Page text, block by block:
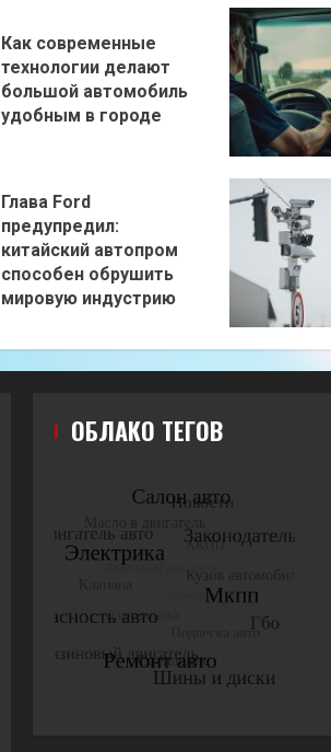
Как современные
технологии делают
большой автомобиль
удобным в городе
Глава Ford
предупредил:
китайский автопром
способен обрушить
мировую индустрию
ОБЛАКО ТЕГОВ